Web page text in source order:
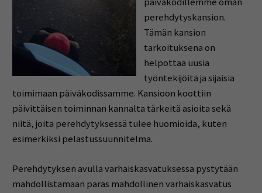
perehdytyskansion.
Tämän kansion
tarkoituksena on
helpottaa uusia
työntekijöitä ja sijaisia
toimimaan päiväkodissamme. Kansioon koottiin
päivittäisen toiminnan kannalta tärkeitä asioita sekä
niitä, joita perehdytyksessä tulee huomioida, kuten
esimerkiksi pelastussuunnitelma.
Perehdytyksen avulla varhaiskasvatuksessa pystytään
mahdollistamaan paras mahdollinen varhaiskasvatus